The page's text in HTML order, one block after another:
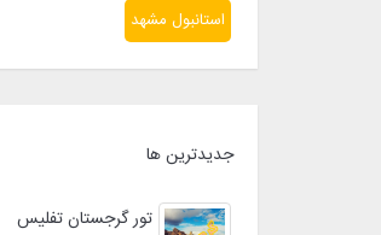
استانبول مشهد
جدیدترین ها
تور گرجستان تفلیس